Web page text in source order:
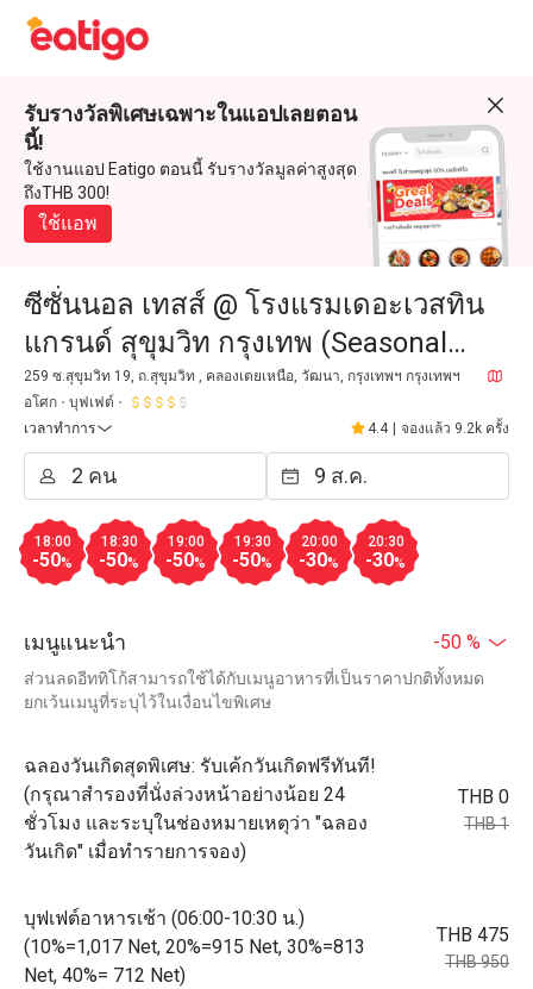
รับรางวัลพิเศษเฉพาะในแอปเลยตอน
นี้!
ใช้งานแอป Eatigo ตอนนี้ รับรางวัลมูลค่าสูงสุด
ถึงTHB 300!
ใช้แอพ
ซีซั่นนอล เทสส์ @ โรงแรมเดอะเวสทิน
แกรนด์ สุขุมวิท กรุงเทพ (Seasonal
Tastes @ The Westin Grande
Sukhumvit Bangkok)
259 ซ.สุขุมวิท 19, ถ.สุขุมวิท , คลองเตยเหนือ, วัฒนา, กรุงเทพฯ กรุงเทพฯ
อโศก
บุฟเฟต์
เวลาทำการ
4.4 จองแล้ว 9.2k ครั้ง
18:00
-50%
18:30
-50%
19:00
-50%
19:30
-50%
20:00
-30%
20:30
-30%
เมนูแนะนำ -50 %
ส่วนลดอีททิโก้สามารถใช้ได้กับเมนูอาหารที่เป็นราคาปกติทั้งหมด
ยกเว้นเมนูที่ระบุไว้ในเงื่อนไขพิเศษ
ฉลองวันเกิดสุดพิเศษ: รับเค้กวันเกิดฟรีทันที!
(กรุณาสำรองที่นั่งล่วงหน้าอย่างน้อย 24
ชั่วโมง และระบุในช่องหมายเหตุว่า "ฉลอง
วันเกิด" เมื่อทำรายการจอง)
THB 0
THB 1
บุฟเฟต์อาหารเช้า (06:00-10:30 น.)
(10%=1,017 Net, 20%=915 Net, 30%=813
Net, 40%= 712 Net)
THB 475
THB 950